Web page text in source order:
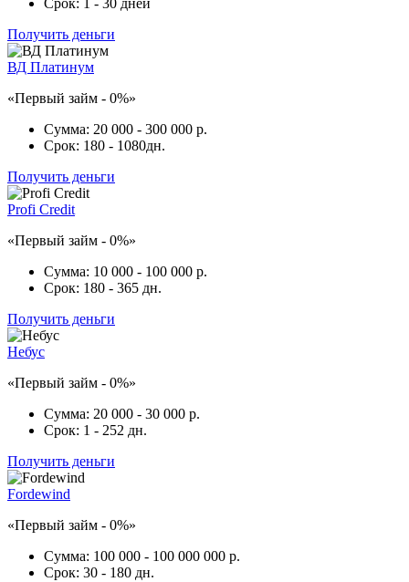
Срок: 1 - 30 дней
Получить деньги
ВД Платинум
«Первый займ - 0%»
Сумма: 20 000 - 300 000 р.
Срок: 180 - 1080дн.
Получить деньги
Profi Credit
«Первый займ - 0%»
Сумма: 10 000 - 100 000 р.
Срок: 180 - 365 дн.
Получить деньги
Небус
«Первый займ - 0%»
Сумма: 20 000 - 30 000 р.
Срок: 1 - 252 дн.
Получить деньги
Fordewind
«Первый займ - 0%»
Сумма: 100 000 - 100 000 000 р.
Срок: 30 - 180 дн.